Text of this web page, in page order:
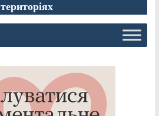
територіях